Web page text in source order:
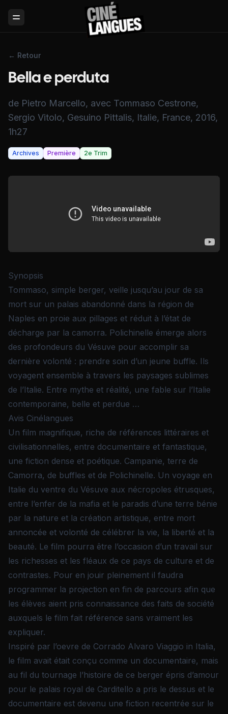
Toggle Menu
← Retour
Bella e perduta
de Pietro Marcello, avec Tommaso Cestrone,
Sergio Vitolo, Gesuino Pittalis, Italie, France, 2016,
1h27
Archives Première 2e Trim
Synopsis
Tommaso, simple berger, veille jusqu’au jour de sa
mort sur un palais abandonné dans la région de
Naples en proie aux pillages et réduit à l’état de
décharge par la camorra. Polichinelle émerge alors
des profondeurs du Vésuve pour accomplir sa
dernière volonté : prendre soin d’un jeune buffle. Ils
voyagent ensemble à travers les paysages sublimes
de l’Italie. Entre mythe et réalité, une fable sur l’Italie
contemporaine, belle et perdue …
Avis Cinélangues
Un film magnifique, riche de références littéraires et
civilisationnelles, entre documentaire et fantastique,
une fiction dense et poétique. Campanie, terre de
Camorra, de buffles et de Polichinelle. Un voyage en
Italie du ventre du Vésuve aux nécropoles étrusques,
entre l’enfer de la mafia et le paradis d’une terre bénie
par la nature et la création artistique, entre mort
annoncée et volonté de célébrer la vie, la liberté et la
beauté. Le film pourra être l’occasion d’un travail sur
les richesses et les fléaux de ce pays de culture et de
contrastes. Pour en jouir pleinement il faudra
programmer la projection en fin de parcours afin que
les élèves aient pris connaissance des faits de société
auxquels le film fait référence sans vraiment les
expliquer.
Inspiré par l’oevre de Corrado Alvaro Viaggio in Italia,
le film avait était conçu comme un documentaire, mais
au fil du tournage l’histoire de ce berger épris d’amour
pour le palais royal de Carditello a pris le dessus et le
documentaire est devenu une fiction recentrée sur le